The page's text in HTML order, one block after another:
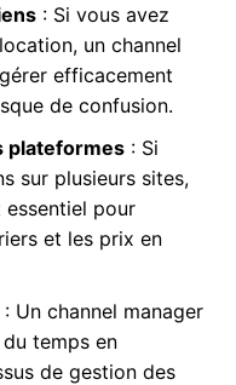
: Si vous avez
un channel
efficacement
de confusion.
plateformes: Si
sur plusieurs sites,
essentiel pour
et les prix en
Un channel manager
temps en
de gestion des